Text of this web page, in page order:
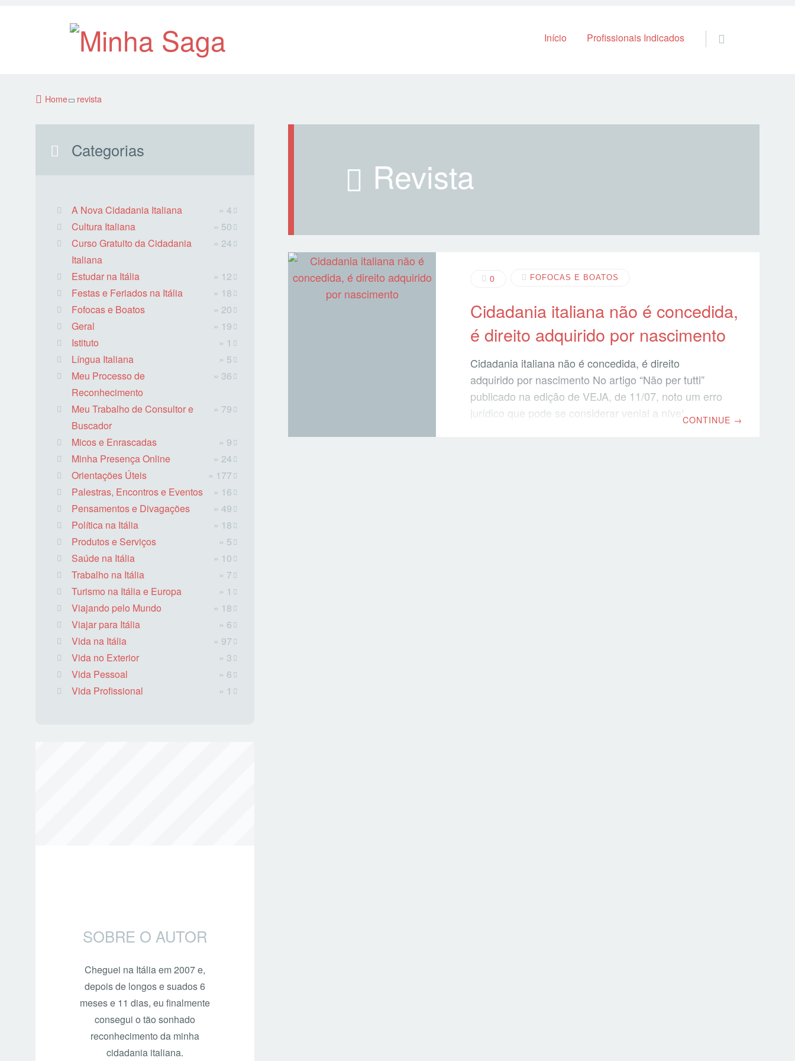
Skip to content
Início Profissionais Indicados
Home revista
revista
0 FOFOCAS E BOATOS
Cidadania italiana não é concedida,
é direito adquirido por nascimento
Cidadania italiana não é concedida, é direito
adquirido por nascimento No artigo “Não per tutti”
publicado na edição de VEJA, de 11/07, noto um erro
jurídico que pode se considerar venial a nívelCONTINUE →
Categorias
A Nova Cidadania Italiana
» 4
Cultura Italiana
» 50
Curso Gratuito da Cidadania
Italiana
» 24
Estudar na Itália
» 12
Festas e Feriados na Itália
» 18
Fofocas e Boatos
» 20
Geral
» 19
Istituto
» 1
Língua Italiana
» 5
Meu Processo de
Reconhecimento
» 36
Meu Trabalho de Consultor e
Buscador
» 79
Micos e Enrascadas
» 9
Minha Presença Online
» 24
Orientações Úteis
» 177
Palestras, Encontros e Eventos
» 16
Pensamentos e Divagações
» 49
Política na Itália
» 18
Produtos e Serviços
» 5
Saúde na Itália
» 10
Trabalho na Itália
» 7
Turismo na Itália e Europa
» 1
Viajando pelo Mundo
» 18
Viajar para Itália
» 6
Vida na Itália
» 97
Vida no Exterior
» 3
Vida Pessoal
» 6
Vida Profissional
» 1
SOBRE O AUTOR
Cheguei na Itália em 2007 e,
depois de longos e suados 6
meses e 11 dias, eu finalmente
consegui o tão sonhado
reconhecimento da minha
cidadania italiana.